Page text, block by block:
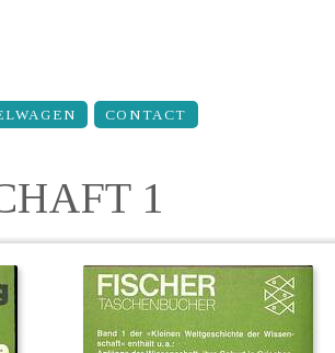
CONTACT
1